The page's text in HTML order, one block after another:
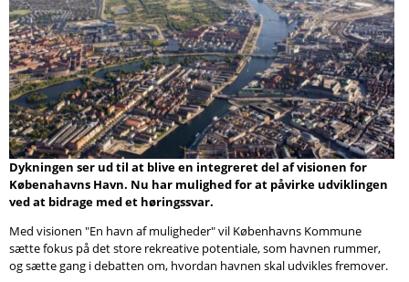
Om DYK
Søg
Dykningen ser ud til at blive en integreret del af visionen for
Købenahavns Havn. Nu har mulighed for at påvirke udviklingen
ved at bidrage med et høringssvar.
Med visionen "En havn af muligheder" vil Københavns Kommune
sætte fokus på det store rekreative potentiale, som havnen rummer,
og sætte gang i debatten om, hvordan havnen skal udvikles fremover.